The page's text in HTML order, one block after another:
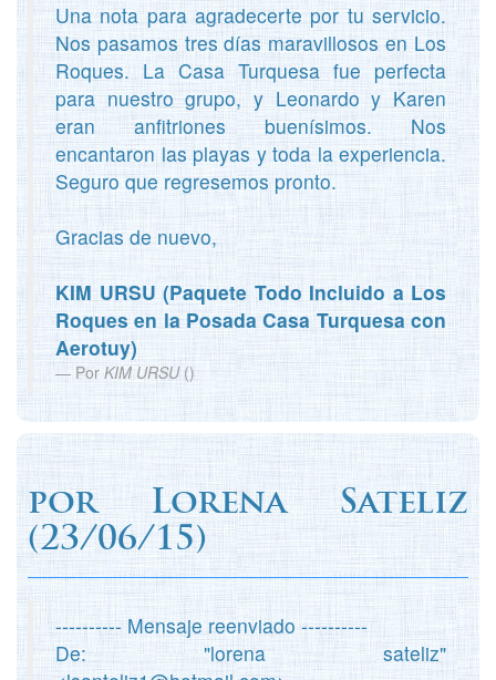
Una nota para agradecerte por tu servicio.
Nos pasamos tres días maravillosos en Los
Roques. La Casa Turquesa fue perfecta
para nuestro grupo, y Leonardo y Karen
eran anfitriones buenísimos. Nos
encantaron las playas y toda la experiencia.
Seguro que regresemos pronto.
Gracias de nuevo,
KIM URSU (Paquete Todo Incluido a Los
Roques en la Posada Casa Turquesa con
Aerotuy)
Por KIM URSU()
porLorena Sateliz
(23/06/15)
---------- Mensaje reenviado ----------
De: "lorena sateliz"